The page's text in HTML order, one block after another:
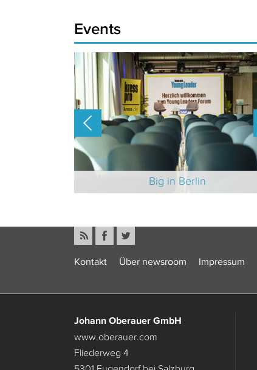
Events
Big in Berlin
Kontakt Über newsroom Impressum
Johann Oberauer GmbH
www.oberauer.com
Fliederweg 4